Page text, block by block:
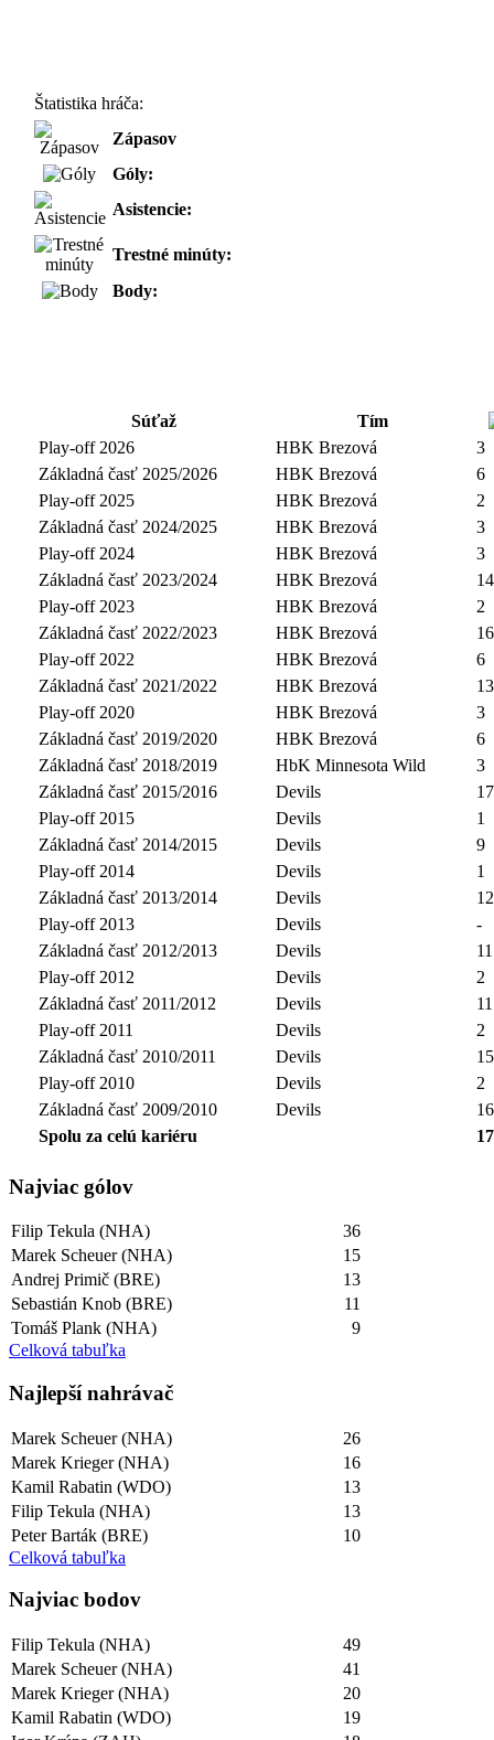
Štatistika hráča:
Zápasov
Góly:
Asistencie:
Trestné minúty:
Body:
Súťaž
Tím
Play-off 2026
HBK Brezová
3
Základná časť 2025/2026
HBK Brezová
6
Play-off 2025
HBK Brezová
2
Základná časť 2024/2025
HBK Brezová
3
Play-off 2024
HBK Brezová
3
Základná časť 2023/2024
HBK Brezová
14
Play-off 2023
HBK Brezová
2
Základná časť 2022/2023
HBK Brezová
16
Play-off 2022
HBK Brezová
6
Základná časť 2021/2022
HBK Brezová
13
Play-off 2020
HBK Brezová
3
Základná časť 2019/2020
HBK Brezová
6
Základná časť 2018/2019
HbK Minnesota Wild
3
Základná časť 2015/2016
Devils
17
Play-off 2015
Devils
1
Základná časť 2014/2015
Devils
9
Play-off 2014
Devils
1
Základná časť 2013/2014
Devils
12
Play-off 2013
Devils
-
Základná časť 2012/2013
Devils
11
Play-off 2012
Devils
2
Základná časť 2011/2012
Devils
11
Play-off 2011
Devils
2
Základná časť 2010/2011
Devils
15
Play-off 2010
Devils
2
Základná časť 2009/2010
Devils
16
Spolu za celú kariéru
Najviac gólov
Filip Tekula (NHA)
36
Marek Scheuer (NHA)
15
Andrej Primič (BRE)
13
Sebastián Knob (BRE)
11
Tomáš Plank (NHA)
9
Celková tabuľka
Najlepší­ nahrávač
Marek Scheuer (NHA)
26
Marek Krieger (NHA)
16
Kamil Rabatin (WDO)
13
Filip Tekula (NHA)
13
Peter Barták (BRE)
10
Celková tabuľka
Najviac bodov
Filip Tekula (NHA)
49
Marek Scheuer (NHA)
41
Marek Krieger (NHA)
20
Kamil Rabatin (WDO)
19